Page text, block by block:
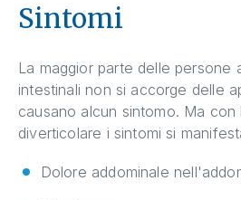
Sintomi
La maggior parte delle persone
intestinali non si accorge delle
causano alcun sintomo. Ma con
diverticolare i sintomi si
Dolore addominale